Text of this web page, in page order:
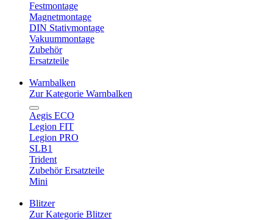
Festmontage
Magnetmontage
DIN Stativmontage
Vakuummontage
Zubehör
Ersatzteile
Warnbalken
Zur Kategorie Warnbalken
Aegis ECO
Legion FIT
Legion PRO
SLB1
Trident
Zubehör Ersatzteile
Mini
Blitzer
Zur Kategorie Blitzer